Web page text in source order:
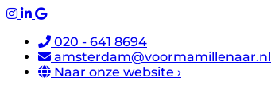
020 - 641 8694
amsterdam@voormamillenaar.nl
Naar onze website ›